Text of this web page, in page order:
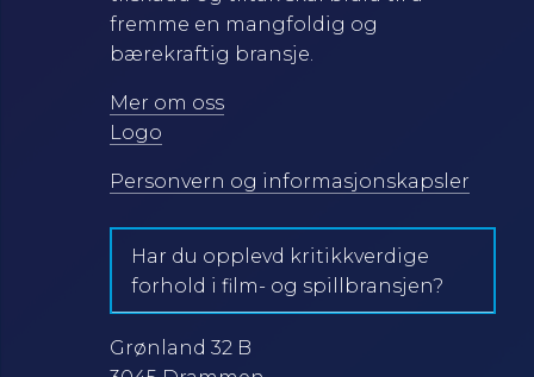
fremme en mangfoldig og
bærekraftig bransje.
Mer om oss
Logo
Personvern og informasjonskapsler
Har du opplevd kritikkverdige
forhold i film- og spillbransjen?
Grønland 32 B